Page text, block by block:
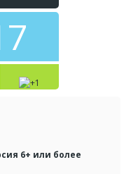
6+ или более